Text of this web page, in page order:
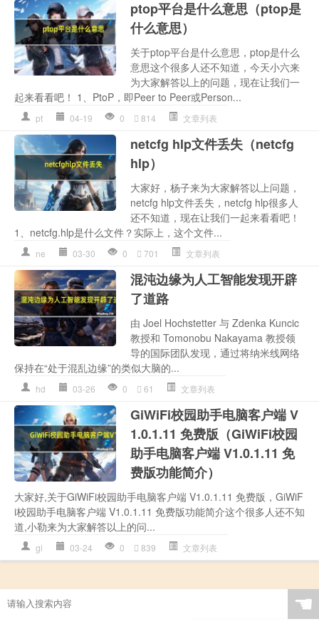
ptop平台是什么意思（ptop是
什么意思）
关于ptop平台是什么意思，ptop是什么
意思这个很多人还不知道，今天小六来
为大家解答以上的问题，现在让我们一
起来看看吧！ 1、PtoP，即Peer to Peer或Person...
pt 04-19 0 814 文章列表
netcfg hlp文件丢失（netcfg
hlp）
大家好，杨子来为大家解答以上问题，
netcfg hlp文件丢失，netcfg hlp很多人
还不知道，现在让我们一起来看看吧！
1、netcfg.hlp是什么文件？实际上，这个文件...
ne 03-30 0 701 文章列表
混沌边缘为人工智能发现开辟
了道路
由 Joel Hochstetter 与 Zdenka Kuncic
教授和 Tomonobu Nakayama 教授领
导的国际团队发现，通过将纳米线网络
保持在“处于混乱边缘”的类似大脑的...
hd 03-26 0 61 文章列表
GiWiFi校园助手电脑客户端 V
1.0.1.11 免费版（GiWiFi校园
助手电脑客户端 V1.0.1.11 免
费版功能简介）
大家好,关于GiWiFi校园助手电脑客户端 V1.0.1.11 免费版，GiWiF
i校园助手电脑客户端 V1.0.1.11 免费版功能简介这个很多人还不知
道,小勒来为大家解答以上的问...
gi 03-24 0 839 文章列表
☚